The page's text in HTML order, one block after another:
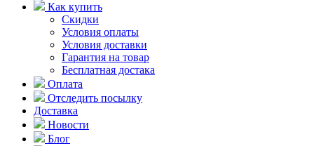
Как купить
Скидки
Условия оплаты
Условия доставки
Гарантия на товар
Бесплатная достака
Оплата
Отследить посылку
Доставка
Новости
Блог